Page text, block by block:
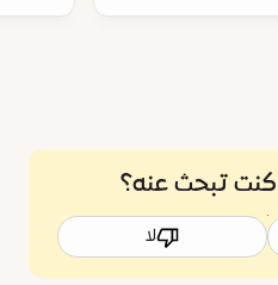
تبحث عنه؟
لا